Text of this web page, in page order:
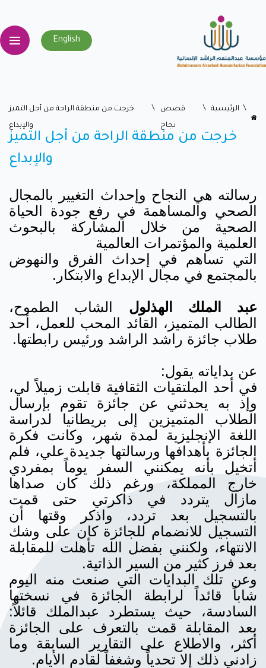
English
اﻟﺮﺋﻴﺴﻴﺔ
قصص
نجاح
خرجت من منطقة الراحة من أجل التميز
والإبداع
خرجت من منطقة الراحة من أجل التميز
والإبداع
رسالته هي النجاح وإحداث التغيير بالمجال
الصحي والمساهمة في رفع جودة الحياة
الصحية من خلال المشاركة بالبحوث
العلمية والمؤتمرات العالمية
التي تساهم في إحداث الفرق والنهوض
بالمجتمع في مجال الإبداع والابتكار.
عبد الملك الهذلول الشاب الطموح،
الطالب المتميز، القائد المحب للعمل، أحد
طلاب جائزة راشد الراشد ورئيس رابطتها.
عن بداياته يقول:
في أحد الملتقيات الثقافية قابلت زميلاً لي،
وإذ به يحدثني عن جائزة تقوم بإرسال
الطلاب المتميزين إلى بريطانيا لدراسة
اللغة الإنجليزية لمدة شهر، وكانت فكرة
الجائزة بأهدافها ورسالتها جديدة علي، فلم
أتخيل بأنه يمكنني السفر يوماً بمفردي
خارج المملكة، ورغم ذلك كان صداها
مازال يتردد في ذاكرتي حتى قمت
بالتسجيل بعد تردد، واذكر وقتها أن
التسجيل للانضمام للجائزة كان على وشك
الانتهاء، ولكنني بفضل الله تأهلت للمقابلة
بعد فرز كثير من السير الذاتية.
وعن تلك البدايات التي صنعت منه اليوم
شاباً قائداً لرابطة الجائزة في نسختها
السادسة، حيث يستطرد عبدالملك قائلاً:
بعد المقابلة قمت بالتعرف على الجائزة
أكثر، والاطلاع على التقارير السابقة وما
زادني ذلك إلا تحدياً وشغفاً لقادم الأيام.